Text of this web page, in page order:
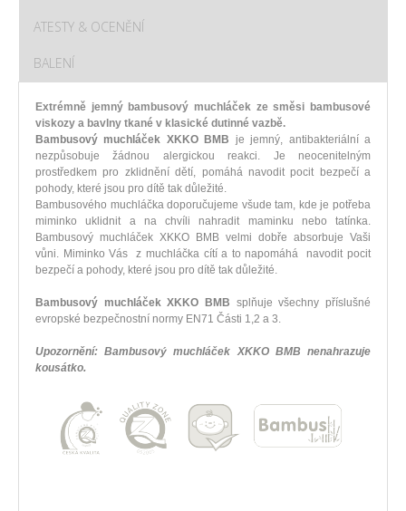
ATESTY & OCENĚNÍ
BALENÍ
Extrémně jemný bambusový muchláček ze směsi bambusové
viskozy a bavlny tkané v klasické dutinné vazbě.
Bambusový muchláček XKKO BMB je jemný, antibakteriální a
nezpůsobuje žádnou alergickou reakci. Je neocenitelným
prostředkem pro zklidnění dětí, pomáhá navodit pocit bezpečí a
pohody, které jsou pro dítě tak důležité.
Bambusového muchláčka doporučujeme všude tam, kde je potřeba
miminko uklidnit a na chvíli nahradit maminku nebo tatínka.
Bambusový muchláček XKKO BMB velmi dobře absorbuje Vaši
vůni. Miminko Vás z muchláčka cítí a to napomáhá navodit pocit
bezpečí a pohody, které jsou pro dítě tak důležité.
Bambusový muchláček XKKO BMB splňuje všechny příslušné
evropské bezpečnostní normy EN71 Části 1,2 a 3.
Upozornění: Bambusový muchláček XKKO BMB nenahrazuje
kousátko.